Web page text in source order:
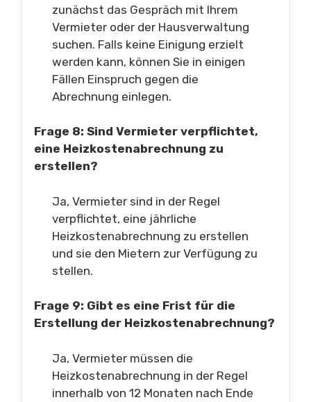
zunächst das Gespräch mit Ihrem
Vermieter oder der Hausverwaltung
suchen. Falls keine Einigung erzielt
werden kann, können Sie in einigen
Fällen Einspruch gegen die
Abrechnung einlegen.
Frage 8: Sind Vermieter verpflichtet,
eine Heizkostenabrechnung zu
erstellen?
Ja, Vermieter sind in der Regel
verpflichtet, eine jährliche
Heizkostenabrechnung zu erstellen
und sie den Mietern zur Verfügung zu
stellen.
Frage 9: Gibt es eine Frist für die
Erstellung der Heizkostenabrechnung?
Ja, Vermieter müssen die
Heizkostenabrechnung in der Regel
innerhalb von 12 Monaten nach Ende